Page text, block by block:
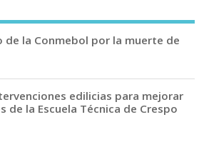
de la Conmebol por la muerte de
edilicias para mejorar
de la Escuela Técnica de Crespo